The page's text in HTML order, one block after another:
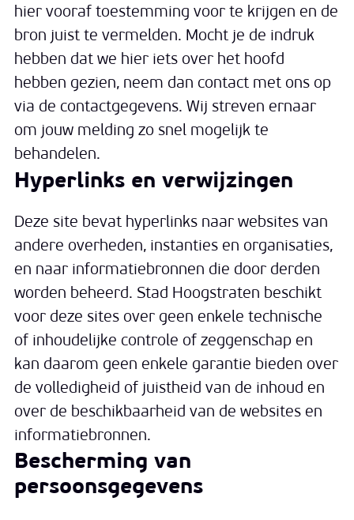
hier vooraf toestemming voor te krijgen en de
bron juist te vermelden. Mocht je de indruk
hebben dat we hier iets over het hoofd
hebben gezien, neem dan contact met ons op
via de contactgegevens. Wij streven ernaar
om jouw melding zo snel mogelijk te
behandelen.
Hyperlinks en verwijzingen
Deze site bevat hyperlinks naar websites van
andere overheden, instanties en organisaties,
en naar informatiebronnen die door derden
worden beheerd. Stad Hoogstraten beschikt
voor deze sites over geen enkele technische
of inhoudelijke controle of zeggenschap en
kan daarom geen enkele garantie bieden over
de volledigheid of juistheid van de inhoud en
over de beschikbaarheid van de websites en
informatiebronnen.
Bescherming van
persoonsgegevens